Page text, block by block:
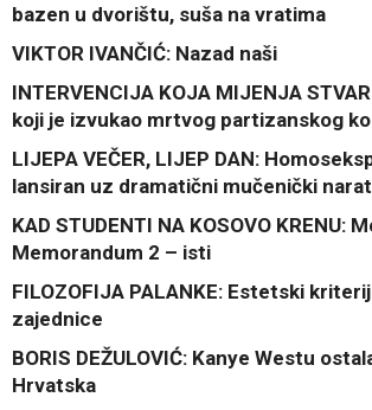
bazen u dvorištu, suša na vratima
VIKTOR IVANČIĆ: Nazad naši
INTERVENCIJA KOJA MIJENJA
koji je izvukao mrtvog partizanskog
LIJEPA VEČER, LIJEP DAN:
lansiran uz dramatični mučenički
KAD STUDENTI NA KOSOVO KRENU:
Memorandum 2 – isti
FILOZOFIJA PALANKE: Estetski
zajednice
BORIS DEŽULOVIĆ: Kanye Westu
Hrvatska